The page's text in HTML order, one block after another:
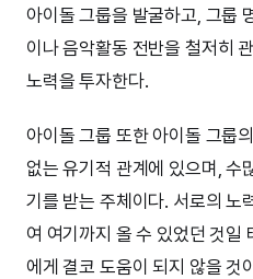
아이돌 그룹을 발굴하고, 그룹
이나 음악활동 전반을 철저히
노력을 투자한다.
아이돌 그룹 또한 아이돌 그룹
없는 유기적 관계에 있으며, 수
기를 받는 주체이다. 서로의 노
여 여기까지 올 수 있었던 것일
에게 결코 도움이 되지 않을 것